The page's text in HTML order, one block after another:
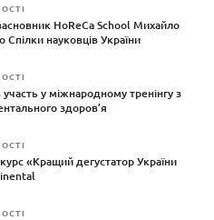
HoReCa School Михайло
науковців України
у міжнародному тренінгу з
здоров’я
«Кращий дегустатор України